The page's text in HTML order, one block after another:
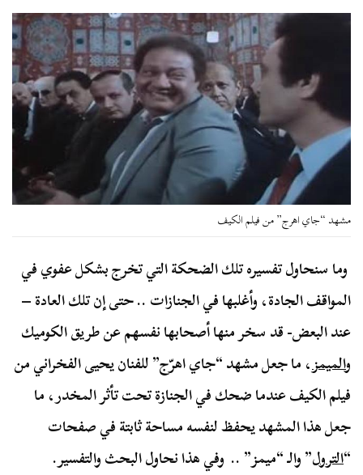
مشهد “جاي اهرج” من فيلم الكيف
وما سنحاول تفسيره تلك الضحكة التي تخرج بشكل عفوي في
المواقف الجادة، وأغلبها في الجنازات .. حتى إن تلك العادة –
عند البعض- قد سخر منها أصحابها نفسهم عن طريق الكوميك
والميمز، ما جعل مشهد “جاي اهرّج” للفنان يحيى الفخراني من
فيلم الكيف عندما ضحك في الجنازة تحت تأثر المخدر، ما
جعل هذا المشهد يحفظ لنفسه مساحة ثابتة في صفحات
“الترول” والـ “ميمز” .. وفي هذا نحاول البحث والتفسير.